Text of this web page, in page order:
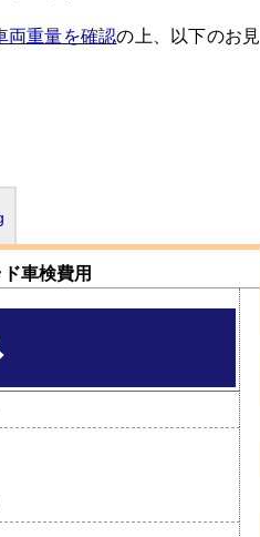
両重量を確認の上、以下のお見
車検費用